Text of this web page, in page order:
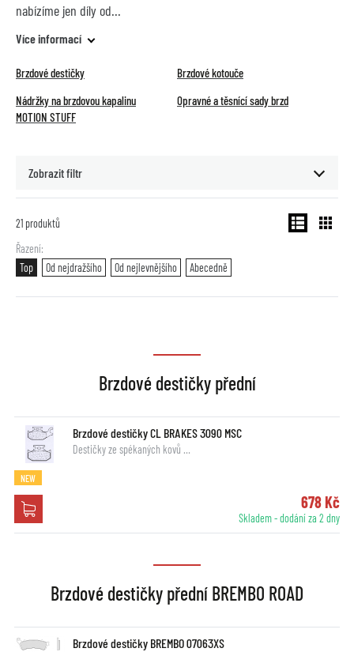
nabízíme jen díly od
Více informací
Brzdové destičky
Brzdové kotouče
Nádržky na brzdovou kapalinu
MOTION STUFF
Opravné a těsnící sady brzd
Zobrazit filtr
21 produktů
Řazení
Top
Od nejdražšího Od nejlevnějšího Abecedně
Brzdové destičky přední
Brzdové destičky CL BRAKES 3090 MSC
Destičky ze spékaných kovů …
NEW
678 Kč
Skladem - dodání za 2 dny
Brzdové destičky přední BREMBO ROAD
Brzdové destičky BREMBO 07063XS